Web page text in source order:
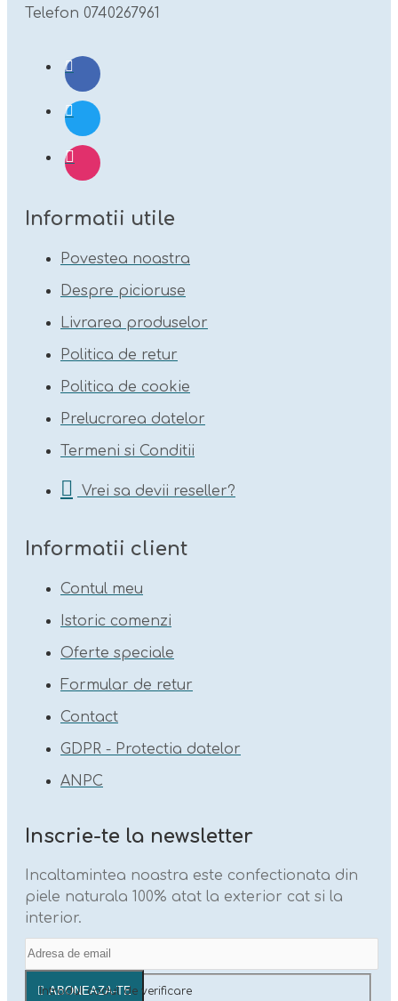
Telefon 0740267961
Informatii utile
Povestea noastra
Despre picioruse
Livrarea produselor
Politica de retur
Politica de cookie
Prelucrarea datelor
Termeni si Conditii
Vrei sa devii reseller?
Informatii client
Contul meu
Istoric comenzi
Oferte speciale
Formular de retur
Contact
GDPR - Protectia datelor
ANPC
Inscrie-te la newsletter
Incaltamintea noastra este confectionata din
piele naturala 100% atat la exterior cat si la
interior.
ABONEAZA-TE
Introdul codul de verificare